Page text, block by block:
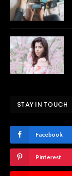
STAY IN TOUCH
Facebook
Pinterest